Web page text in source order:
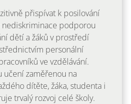
přispívat k posilování
podporou
dětí a žáků v prostředí
personální
ve vzdělávání.
učení zaměřenou na
dítěte, žáka, studenta i
trvalý rozvoj celé školy.